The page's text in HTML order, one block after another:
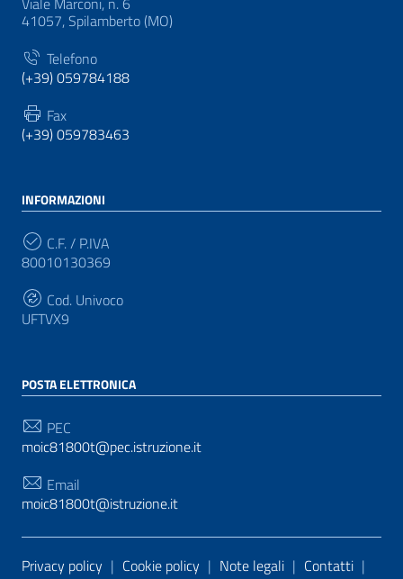
41057, Spilamberto (MO)
Telefono
(+39) 059784188
Fax
(+39) 059783463
INFORMAZIONI
C.F. / P.IVA
80010130369
Cod. Univoco
UFTVX9
POSTA ELETTRONICA
PEC
moic81800t@pec.istruzione.it
Email
moic81800t@istruzione.it
Sezione Link Utili
Privacy policy | Cookie policy | Note legali | Contatti |